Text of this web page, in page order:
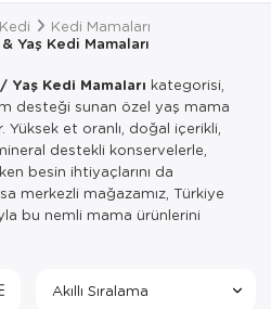
Kedi
Kedi
Köpek
Köpek
Kedi Kedi Mamaları
Yaş Kedi Mamaları
Yaş Kedi Mamaları kategorisi,
desteği sunan özel yaş mama
et oranlı, doğal içerikli,
destekli konservelerle,
besin ihtiyaçlarını da
merkezli mağazamız, Türkiye
bu nemli mama ürünlerini